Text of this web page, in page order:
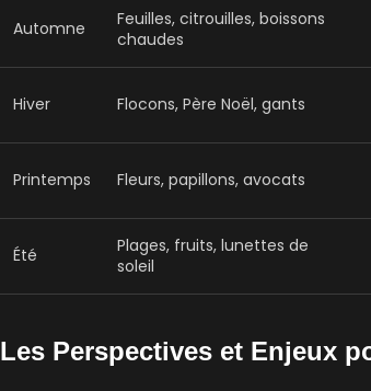
Automne
Feuilles, citrouilles, boissons
chaudes
Hiver Flocons, Père Noël, gants
Printemps Fleurs, papillons, avocats
Été
Plages, fruits, lunettes de
soleil
Les Perspectives et Enjeux